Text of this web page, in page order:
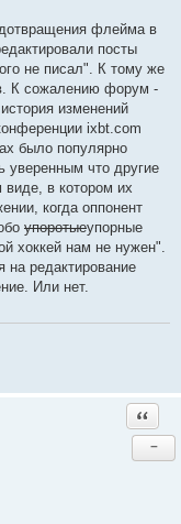
флейма в
посты
не писал". К тому же
К сожалению форум -
изменений
ixbt.com
было популярно
уверенным что другие
виде, в котором их
когда оппонент
упоротыеупорные
хоккей нам не нужен".
редактирование
Или нет.
−